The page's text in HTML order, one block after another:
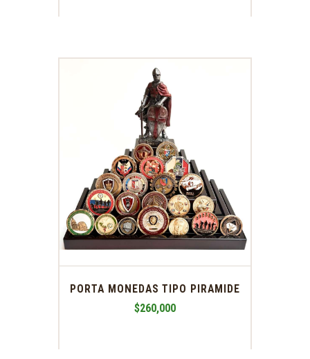
PORTA MONEDAS TIPO PIRAMIDE
$260,000